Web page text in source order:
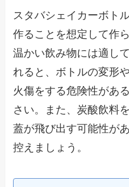
スタバシェイカーボト
作ることを想定して作
温かい飲み物には適し
れると、ボトルの変形
火傷をする危険性があ
さい。また、炭酸飲料
蓋が飛び出す可能性が
控えましょう。